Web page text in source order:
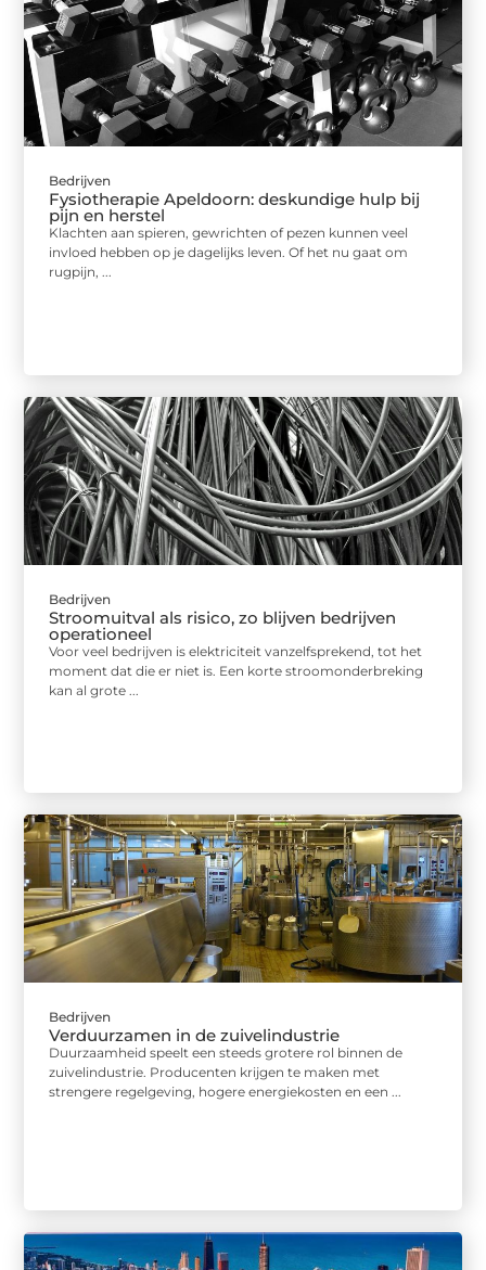
Bedrijven
Fysiotherapie Apeldoorn: deskundige hulp bij
pijn en herstel
Klachten aan spieren, gewrichten of pezen kunnen veel
invloed hebben op je dagelijks leven. Of het nu gaat om
rugpijn, ...
Bedrijven
Stroomuitval als risico, zo blijven bedrijven
operationeel
Voor veel bedrijven is elektriciteit vanzelfsprekend, tot het
moment dat die er niet is. Een korte stroomonderbreking
kan al grote ...
Bedrijven
Verduurzamen in de zuivelindustrie
Duurzaamheid speelt een steeds grotere rol binnen de
zuivelindustrie. Producenten krijgen te maken met
strengere regelgeving, hogere energiekosten en een ...